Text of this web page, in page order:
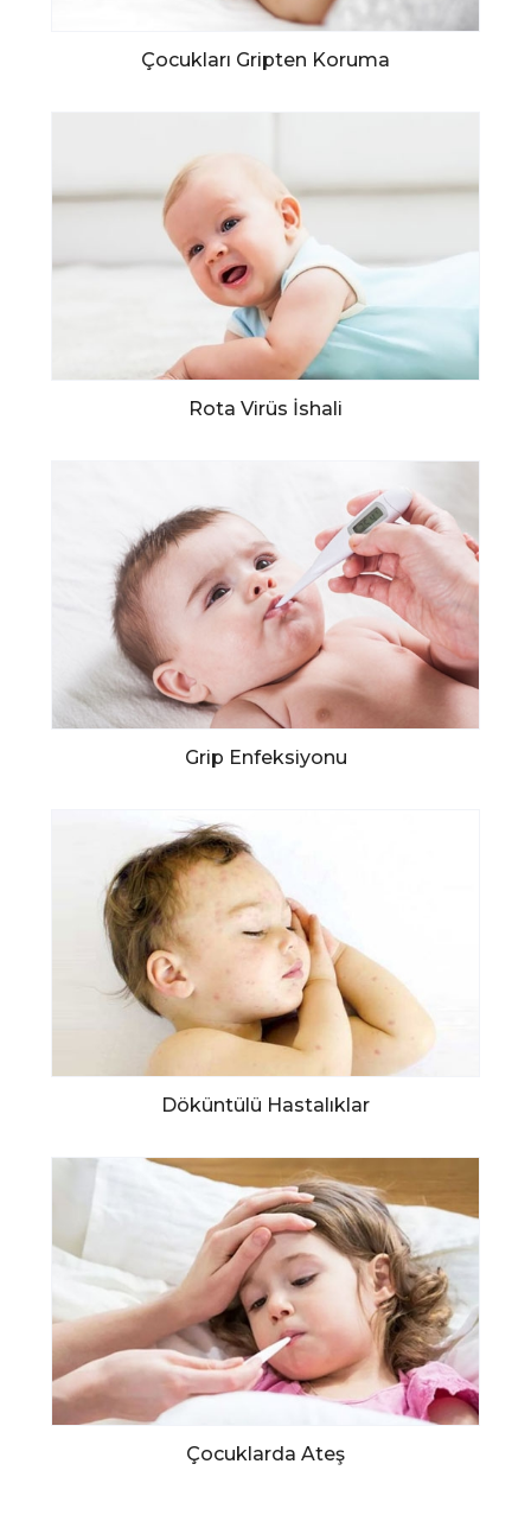
Çocukları Gripten Koruma
Rota Virüs İshali
Grip Enfeksiyonu
Döküntülü Hastalıklar
Çocuklarda Ateş